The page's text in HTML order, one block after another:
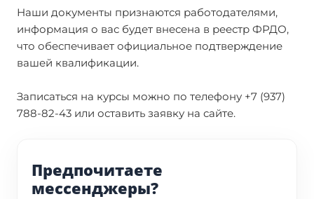
Наши документы признаются работодателями,
информация о вас будет внесена в реестр ФРДО,
что обеспечивает официальное подтверждение
вашей квалификации.
Записаться на курсы можно по телефону +7 (937)
788-82-43 или оставить заявку на сайте.
Предпочитаете
мессенджеры?